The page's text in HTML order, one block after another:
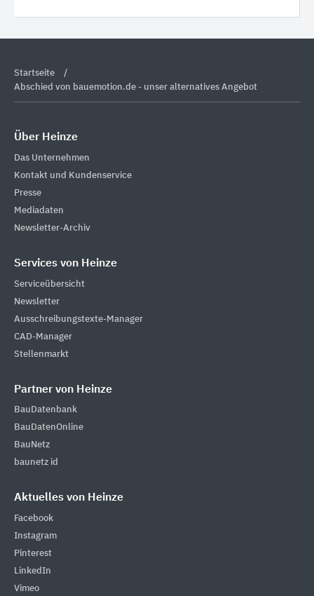
Startseite
Abschied von bauemotion.de - unser alternatives Angebot
Über Heinze
Das Unternehmen
Kontakt und Kundenservice
Presse
Mediadaten
Newsletter-Archiv
Services von Heinze
Serviceübersicht
Newsletter
Ausschreibungstexte-Manager
CAD-Manager
Stellenmarkt
Partner von Heinze
BauDatenbank
BauDatenOnline
BauNetz
baunetz id
Aktuelles von Heinze
Facebook
Instagram
Pinterest
LinkedIn
Vimeo